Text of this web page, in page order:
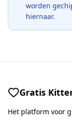
worden
hiernaar.
Gratis
Het platform voor